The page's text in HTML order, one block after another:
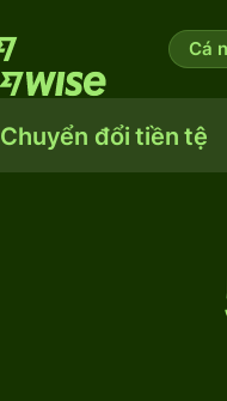
Cá
Chuyển đổi tiền tệ